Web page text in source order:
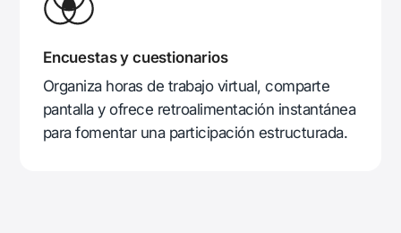
Encuestas y cuestionarios
Organiza horas de trabajo virtual, comparte
pantalla y ofrece retroalimentación instantánea
para fomentar una participación estructurada.